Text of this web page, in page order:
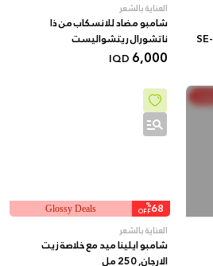
العناية بالشعر
شامبو مضاد للانسكاب من ذا
ناتشورال ريتشواليست
6,000
IQD
68
%
OFF
Glossy Deals
العناية بالشعر
شامبو ايلينا ميد مع خلاصة زيت
الارجان, 250 مل